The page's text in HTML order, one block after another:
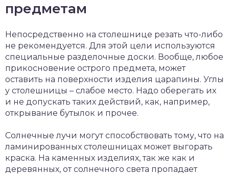
предметам
Непосредственно на столешнице резать что-либо
не рекомендуется. Для этой цели используются
специальные разделочные доски. Вообще, любое
прикосновение острого предмета, может
оставить на поверхности изделия царапины. Углы
у столешницы – слабое место. Надо оберегать их
и не допускать таких действий, как, например,
открывание бутылок и прочее.
Солнечные лучи могут способствовать тому, что на
ламинированных столешницах может выгорать
краска. На каменных изделиях, так же как и
деревянных, от солнечного света пропадает